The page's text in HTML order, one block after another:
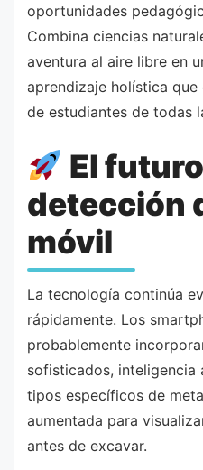
oportunidades
Combina ciencias
aventura al aire libre en
aprendizaje holística
de estudiantes de todas
El
detección
móvil
La tecnología continúa
rápidamente. Los
probablemente
sofisticados,
tipos específicos de
aumentada para
antes de excavar.